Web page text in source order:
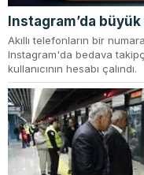
Instagram’da
Akıllı telefonların bir
Instagram'da bedava
kullanıcının hesabı çalındı.